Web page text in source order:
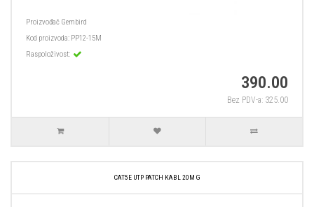
Proizvođač Gembird
Kod proizvoda: PP12-15M
Raspoloživost:
390.00
Bez PDV-a: 325.00
CAT5E UTP PATCH KABL 20M G